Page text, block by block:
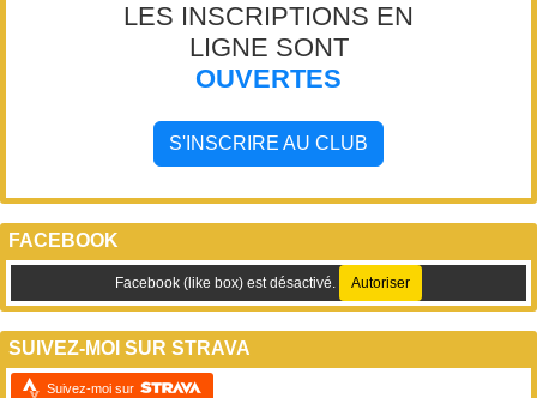
LES INSCRIPTIONS EN
LIGNE SONT
OUVERTES
S'INSCRIRE AU CLUB
FACEBOOK
Facebook (like box) est désactivé. Autoriser
SUIVEZ-MOI SUR STRAVA
Suivez-moi sur